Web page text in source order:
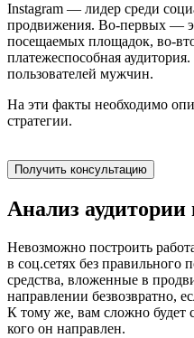
Instagram — лидер среди
продвижения. Во-первых —
посещаемых площадок, во-
платежеспособная
пользователей мужчин.
На эти факты необходимо
стратегии.
Получить консультацию
Анализ аудитории
Невозможно построить
в соц.сетях без правильного
средства, вложенные в
направлении безвозвратно,
К тому же, вам сложно будет
кого он направлен.